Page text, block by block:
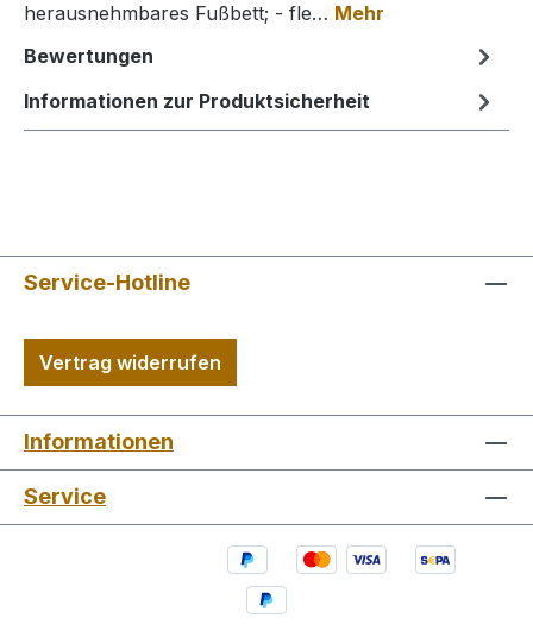
herausnehmbares Fußbett; - fle… Mehr
Bewertungen
Informationen zur Produktsicherheit
Service-Hotline
Vertrag widerrufen
Informationen
Service